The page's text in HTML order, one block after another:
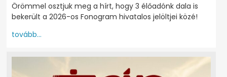
Örömmel osztjuk meg a hírt, hogy 3 élőadónk dala is
bekerült a 2026-os Fonogram hivatalos jelöltjei közé!
tovább...